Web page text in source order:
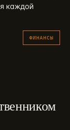
каждой
ФИНАНСЫ